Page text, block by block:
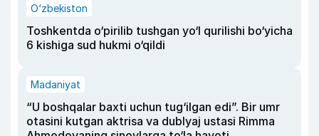
O‘zbekiston
Toshkentda o‘pirilib tushgan yo‘l qurilishi bo‘yicha
6 kishiga sud hukmi o‘qildi
Madaniyat
“U boshqalar baxti uchun tug‘ilgan edi”. Bir umr
otasini kutgan aktrisa va dublyaj ustasi Rimma